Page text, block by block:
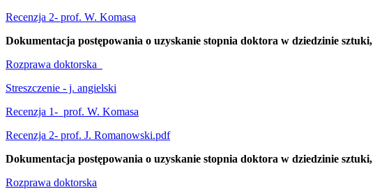
Recenzja 2- prof. W. Komasa
Dokumentacja postępowania o uzyskanie stopnia doktora w dziedzinie
Rozprawa doktorska
Streszczenie - j. angielski
Recenzja 1- prof. W. Komasa
Recenzja 2- prof. J. Romanowski.pdf
Dokumentacja postępowania o uzyskanie stopnia doktora w dziedzinie
Rozprawa doktorska